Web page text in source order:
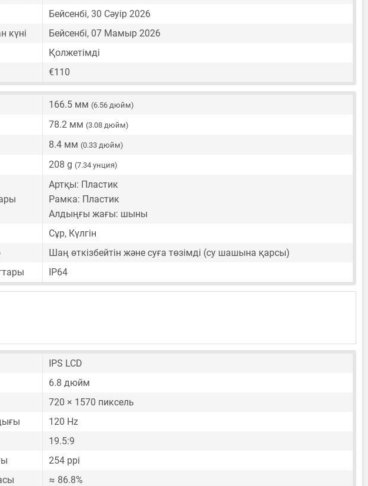
Бейсенбі, 30 Сәуір 2026
күні
Бейсенбі, 07 Мамыр 2026
Қолжетімді
€110
166.5 мм (6.56 дюйм)
78.2 мм (3.08 дюйм)
8.4 мм (0.33 дюйм)
208 g (7.34 унция)
Артқы: Пластик
Рамка: Пластик
Алдыңғы жағы: шыны
Сұр, Күлгін
Шаң өткізбейтін және суға төзімді (су шашына қарсы)
IP64
IPS LCD
6.8 дюйм
720 × 1570 пиксель
120 Hz
19.5:9
254 ppi
≈ 86.8%